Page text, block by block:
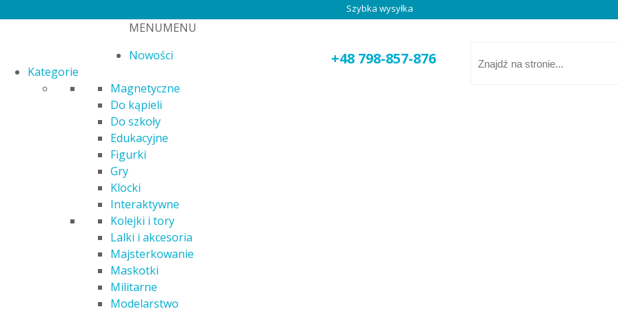
Szybka wysyłka
+48 798-857-876
MENUMENU
Nowości
Kategorie
Magnetyczne
Do kąpieli
Do szkoły
Edukacyjne
Figurki
Gry
Klocki
Interaktywne
Kolejki i tory
Lalki i akcesoria
Majsterkowanie
Maskotki
Militarne
Modelarstwo
Puzzle / PUZZLE 30 EL. PSI PATROL BOHATEROWIE MIASTA 18298
PUZZLE 30 EL. PSI PATROL BOHATEROWIE MIASTA